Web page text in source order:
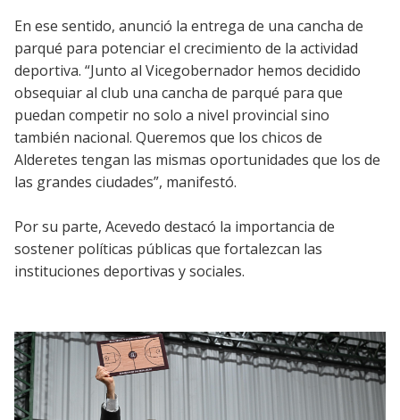
En ese sentido, anunció la entrega de una cancha de
parqué para potenciar el crecimiento de la actividad
deportiva. “Junto al Vicegobernador hemos decidido
obsequiar al club una cancha de parqué para que
puedan competir no solo a nivel provincial sino
también nacional. Queremos que los chicos de
Alderetes tengan las mismas oportunidades que los de
las grandes ciudades”, manifestó.
Por su parte, Acevedo destacó la importancia de
sostener políticas públicas que fortalezcan las
instituciones deportivas y sociales.